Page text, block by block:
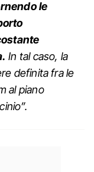
le
In tal caso, la
definita fra le
al piano